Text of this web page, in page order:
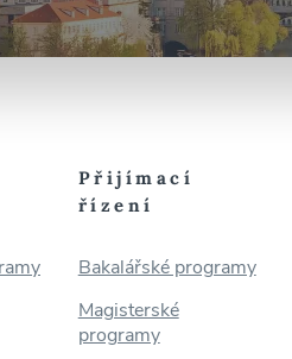
Přijímací
řízení
Bakalářské programy
Magisterské
programy